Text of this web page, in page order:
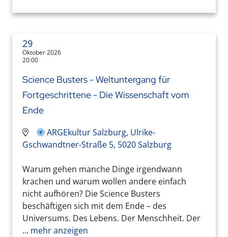
29
Oktober 2026
20:00
Science Busters - Weltuntergang für
Fortgeschrittene - Die Wissenschaft vom
Ende
ARGEkultur Salzburg, Ulrike-
Gschwandtner-Straße 5, 5020 Salzburg
Warum gehen manche Dinge irgendwann
krachen und warum wollen andere einfach
nicht aufhören? Die Science Busters
beschäftigen sich mit dem Ende – des
Universums. Des Lebens. Der Menschheit. Der
... mehr anzeigen